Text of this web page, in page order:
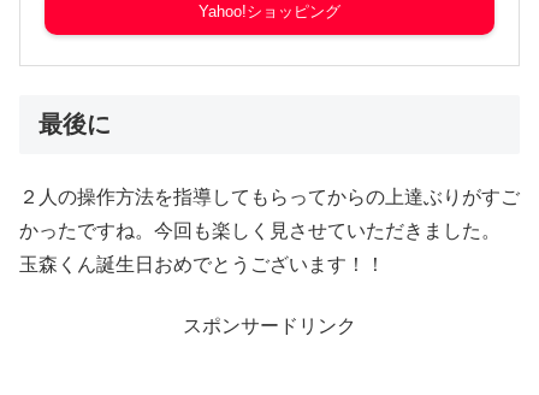
Yahoo!ショッピング
最後に
２人の操作方法を指導してもらってからの上達ぶりがすご
かったですね。今回も楽しく見させていただきました。
玉森くん誕生日おめでとうございます！！
スポンサードリンク